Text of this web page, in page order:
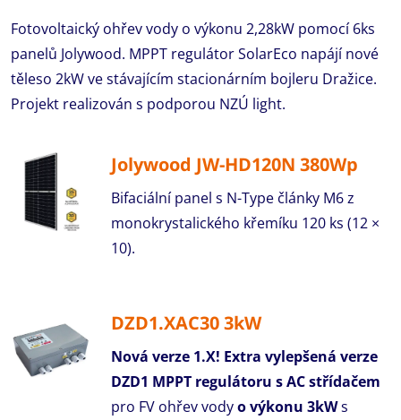
Fotovoltaický ohřev vody o výkonu 2,28kW pomocí 6ks
panelů Jolywood. MPPT regulátor SolarEco napájí nové
těleso 2kW ve stávajícím stacionárním bojleru Dražice.
Projekt realizován s podporou NZÚ light.
Jolywood JW-HD120N 380Wp
Bifaciální panel s N-Type články M6 z
monokrystalického křemíku 120 ks (12 ×
10).
DZD1.XAC30 3kW
Nová verze 1.X! Extra vylepšená verze
DZD1 MPPT regulátoru s AC střídačem
pro FV ohřev vodyo výkonu 3kWs